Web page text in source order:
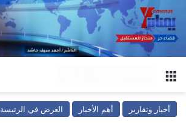
أخبار وتقارير أهم الأخبار العرض في الرئيسة